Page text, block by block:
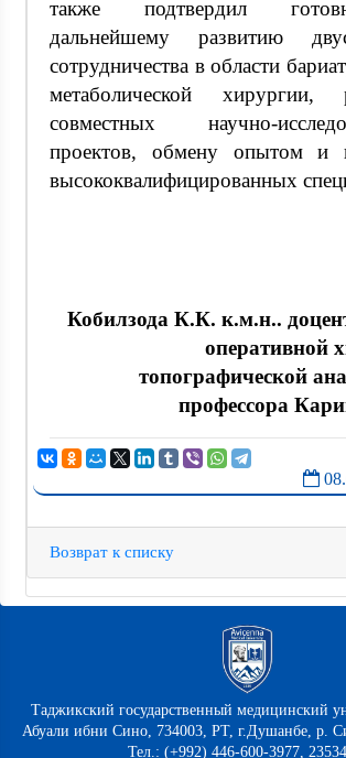
также подтвердил
дальнейшему развитию
сотрудничества в области
метаболической хирургии,
совместных научно-
проектов, обмену опытом и
высококвалифицированных
Кобилзода К.К. к.м.н..
оперативной
топографической
профессора
Возврат к списку
Таджикский государственный медицинский
Абуали ибни Сино, 734003, РТ, г.Душанбе, р.
Тел.: (+992) 446-600-3977,